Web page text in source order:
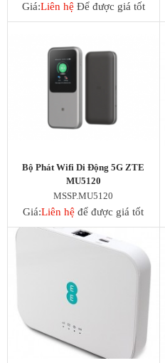
Giá:Liên hệ Để được giá tốt
Bộ Phát Wifi Di Động 5G ZTE
MU5120
MSSP.MU5120
Giá:Liên hệ để được giá tốt